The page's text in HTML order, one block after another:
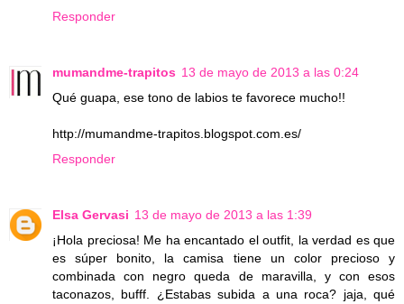
Responder
mumandme-trapitos 13 de mayo de 2013 a las 0:24
Qué guapa, ese tono de labios te favorece mucho!!
http://mumandme-trapitos.blogspot.com.es/
Responder
Elsa Gervasi 13 de mayo de 2013 a las 1:39
¡Hola preciosa! Me ha encantado el outfit, la verdad es que
es súper bonito, la camisa tiene un color precioso y
combinada con negro queda de maravilla, y con esos
taconazos, bufff. ¿Estabas subida a una roca? jaja, qué